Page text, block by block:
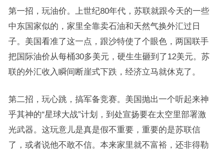
第一招，玩油价。上世纪80年代，苏联就跟今天的一些
中东国家似的，家里全靠卖石油和天然气换外汇过日
子。美国看准了这一点，跟沙特使了个眼色，两国联手
把国际油价从每桶30多美元，硬生生砸到了12美元。苏
联的外汇收入瞬间断崖式下跌，经济立马就休克了。
第二招，玩心跳，搞军备竞赛。美国抛出一个听起来神
乎其神的“星球大战”计划，到处宣扬要在太空里部署激
光武器。这玩意儿是真是假不重要，重要的是苏联信
了，或者说他不敢不信。本来家里就不富裕，还非得勒